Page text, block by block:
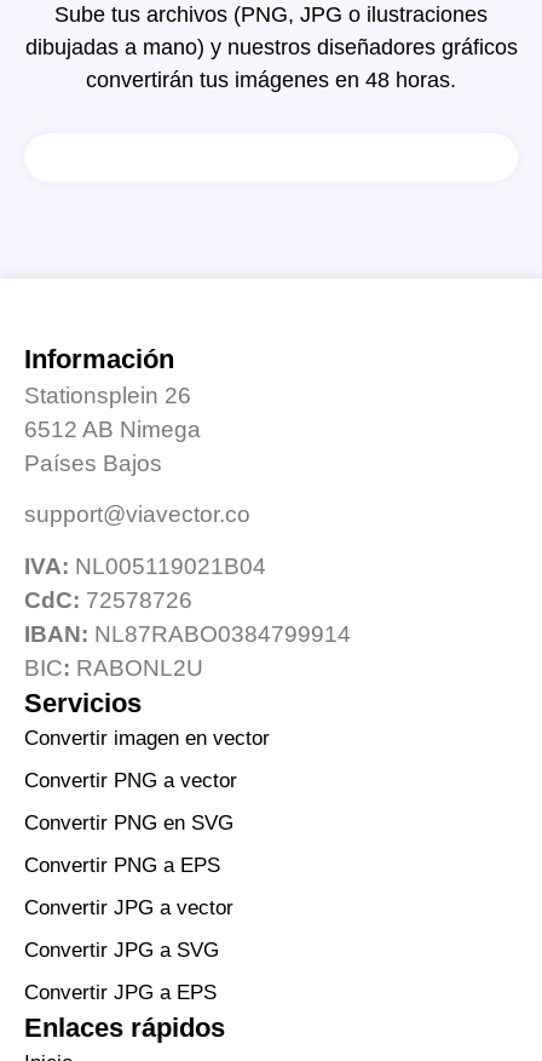
Sube tus archivos (PNG, JPG o ilustraciones
dibujadas a mano) y nuestros diseñadores gráficos
convertirán tus imágenes en 48 horas.
Servicios
Convertir imagen en vector
Convertir PNG a vector
Convertir PNG en SVG
Convertir PNG a EPS
Convertir JPG a vector
Convertir JPG a SVG
Convertir JPG a EPS
Enlaces rápidos
Información
Stationsplein 26
6512 AB Nimega
Países Bajos
support@viavector.co
IVA: NL005119021B04
CdC: 72578726
IBAN: NL87RABO0384799914
BIC: RABONL2U